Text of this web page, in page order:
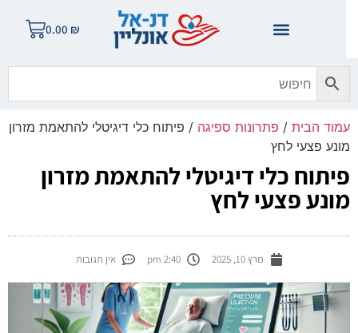
0.00
הבית/ פתרונות ספיגה/ פיתוח כלי דיגיטלי להתאמת מזרון
פצעי לחץ
כלי דיגיטלי להתאמת מזרון
פצעי לחץ
מרץ 10, 2025 2:40 pm אין תגובות